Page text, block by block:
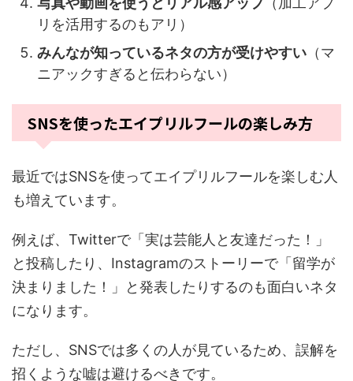
リを活用するのもアリ）
みんなが知っているネタの方が受けやすい （マ
ニアックすぎると伝わらない）
SNSを使ったエイプリルフールの楽しみ方
最近ではSNSを使ってエイプリルフールを楽しむ人
も増えています。
例えば、Twitterで「実は芸能人と友達だった！」
と投稿したり、Instagramのストーリーで「留学が
決まりました！」と発表したりするのも面白いネタ
になります。
ただし、SNSでは多くの人が見ているため、誤解を
招くような嘘は避けるべきです。